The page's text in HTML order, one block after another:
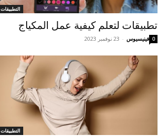
التطبيقات
تطبيقات لتعلم كيفية عمل المكياج
فينيسيوس - 23 نوفمبر 2023 0
التطبيقات